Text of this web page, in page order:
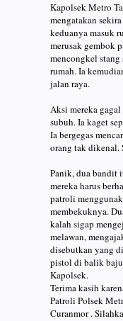
Kapolsek Metro
mengatakan
keduanya masuk
merusak gembok
mencongkel
rumah. Ia
jalan raya.
Aksi mereka
subuh. Ia kaget
Ia bergegas
orang tak dikenal.
Panik, dua bandit
mereka harus
patroli
membekuknya.
kalah sigap
melawan,
disebutkan yang
pistol di balik baju
Kapolsek.
Terima kasih
Patroli Polsek
Curanmor .